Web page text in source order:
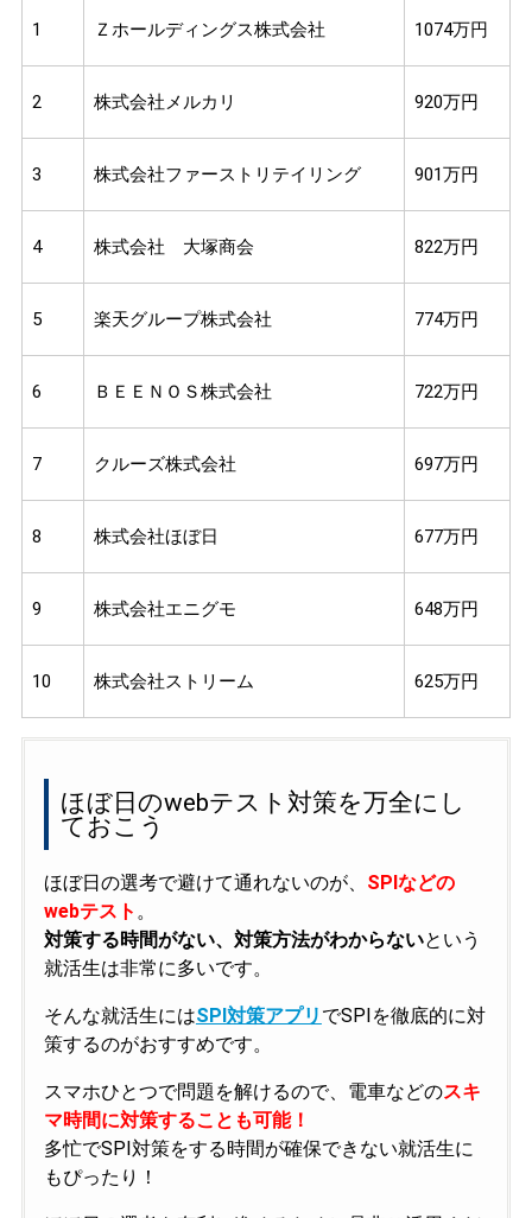
1 Ｚホールディングス株式会社 1074万円
2 株式会社メルカリ 920万円
3 株式会社ファーストリテイリング 901万円
4 株式会社 大塚商会 822万円
5 楽天グループ株式会社 774万円
6 ＢＥＥＮＯＳ株式会社 722万円
7 クルーズ株式会社 697万円
8 株式会社ほぼ日 677万円
9 株式会社エニグモ 648万円
10 株式会社ストリーム 625万円
ほぼ日のwebテスト対策を万全にし
ておこう
ほぼ日の選考で避けて通れないのが、 SPIなどの
webテスト 。
対策する時間がない、対策方法がわからないという
就活生は非常に多いです。
そんな就活生にはSPI対策アプリ でSPIを徹底的に対
策するのがおすすめです。
スマホひとつで問題を解けるので、電車などのスキ
マ時間に対策することも可能！
多忙でSPI対策をする時間が確保できない就活生に
もぴったり！